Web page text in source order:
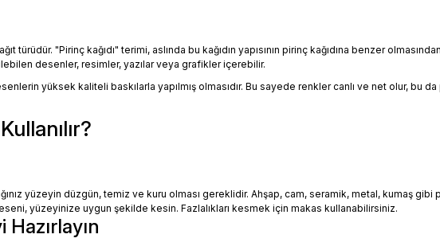
türüdür. "Pirinç kağıdı" terimi, aslında bu kağıdın yapısının pirinç kağıdına benzer
desenler, resimler, yazılar veya grafikler içerebilir.
yüksek kaliteli baskılarla yapılmış olmasıdır. Bu sayede renkler canlı ve net olur, bu
yüzeyin düzgün, temiz ve kuru olması gereklidir. Ahşap, cam, seramik, metal, kumaş
yüzeyinize uygun şekilde kesin. Fazlalıkları kesmek için makas kullanabilirsiniz.
Hazırlayın